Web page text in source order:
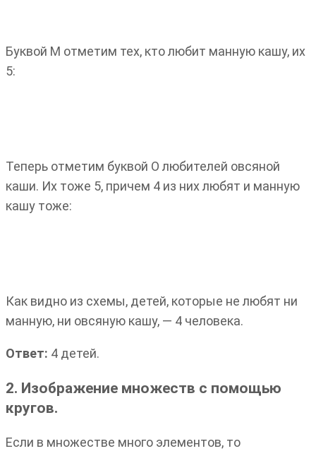
Буквой М отметим тех, кто любит манную кашу, их
5:
Теперь отметим буквой О любителей овсяной
каши. Их тоже 5, причем 4 из них любят и манную
кашу тоже:
Как видно из схемы, детей, которые не любят ни
манную, ни овсяную кашу, — 4 человека.
Ответ: 4 детей.
2. Изображение множеств с помощью
кругов.
Если в множестве много элементов, то